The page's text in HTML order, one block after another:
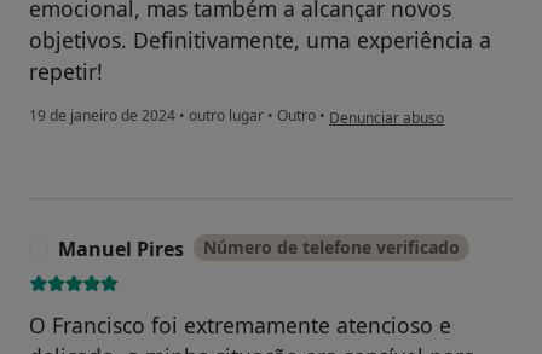
emocional, mas também a alcançar novos
objetivos. Definitivamente, uma experiência a
repetir!
19 de janeiro de 2024 • outro lugar • Outro • na opinião do utilizador J. M.
Denunciar abuso
Manuel Pires Número de telefone verificado
O Francisco foi extremamente atencioso e